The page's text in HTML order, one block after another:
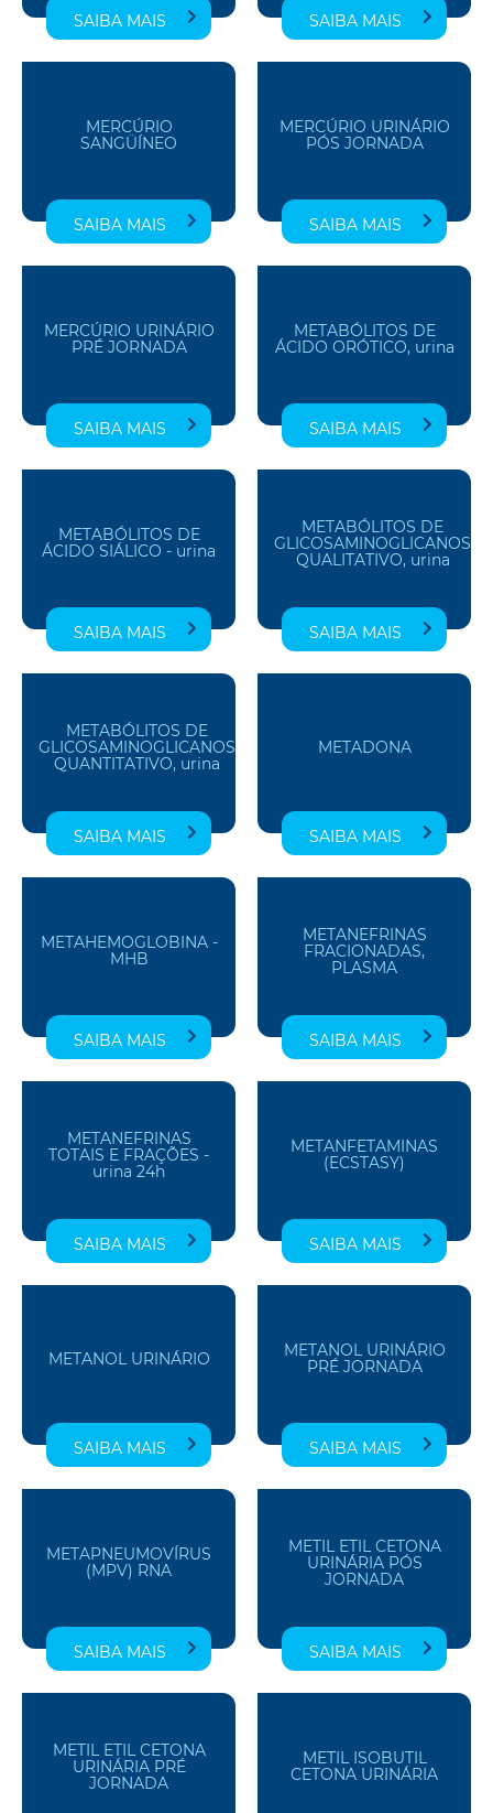
SAIBA MAIS SAIBA MAIS
MERCÚRIO
SANGÜÍNEO
SAIBA MAIS
MERCÚRIO URINÁRIO
PÓS JORNADA
SAIBA MAIS
MERCÚRIO URINÁRIO
PRÉ JORNADA
SAIBA MAIS
METABÓLITOS DE
ÁCIDO ORÓTICO, urina
SAIBA MAIS
METABÓLITOS DE
ÁCIDO SIÁLICO - urina
SAIBA MAIS
METABÓLITOS DE
GLICOSAMINOGLICANOS
QUALITATIVO, urina
SAIBA MAIS
METABÓLITOS DE
GLICOSAMINOGLICANOS
QUANTITATIVO, urina
SAIBA MAIS
METADONA
SAIBA MAIS
METAHEMOGLOBINA -
MHB
SAIBA MAIS
METANEFRINAS
FRACIONADAS,
PLASMA
SAIBA MAIS
METANEFRINAS
TOTAIS E FRAÇÕES -
urina 24h
SAIBA MAIS
METANFETAMINAS
(ECSTASY)
SAIBA MAIS
METANOL URINÁRIO
SAIBA MAIS
METANOL URINÁRIO
PRÉ JORNADA
SAIBA MAIS
METAPNEUMOVÍRUS
(MPV) RNA
SAIBA MAIS
METIL ETIL CETONA
URINÁRIA PÓS
JORNADA
SAIBA MAIS
METIL ETIL CETONA
URINÁRIA PRÉ
JORNADA
METIL ISOBUTIL
CETONA URINÁRIA